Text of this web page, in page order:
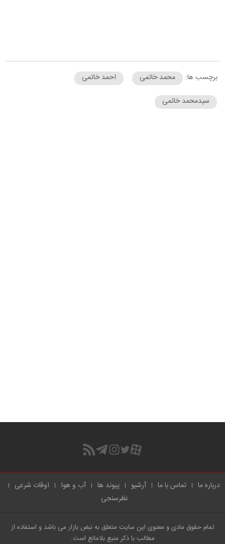
برچسب ها: محمد خاتمی
احمد خاتمی
سیدمحمد خاتمی
درباره ما تماس با ما آرشیو پیوند ها آب و هوا
اوقات شرعی
نظرسنجی
تمام حقوق مادی و معنوی این سایت متعلق به نبض بازار می باشد و استفاده از
مطالب با ذکر منبع بلامانع است.